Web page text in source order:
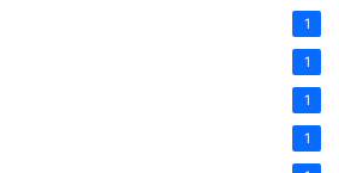
1
1
1
1